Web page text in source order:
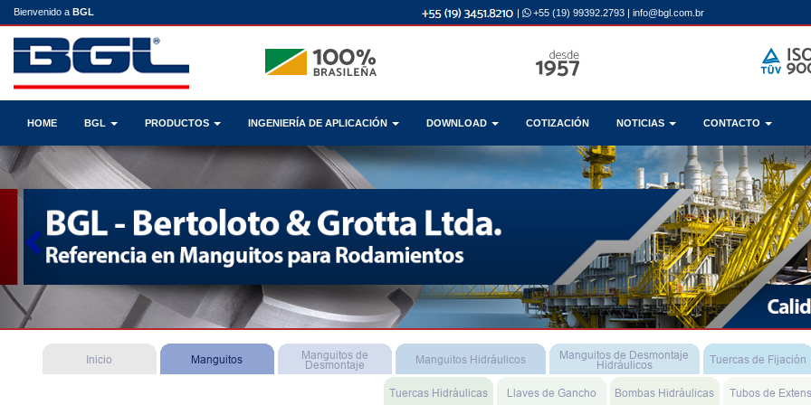
Bienvenido a BGL | +55 (19) 99392.2793 | info@bgl.com.br
HOME BGL PRODUCTOS INGENIERÍA DE APLICACIÓN DOWNLOAD COTIZACIÓN NOTICIAS CONTACTO
Previous